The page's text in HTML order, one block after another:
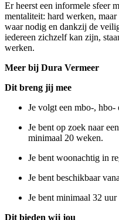
Er heerst een informele sfeer
mentaliteit: hard werken,
waar nodig en dankzij de
iedereen zichzelf kan zijn,
werken.
Meer bij Dura Vermeer
Dit breng jij mee
Je volgt een mbo-,
Je bent op zoek naar
minimaal 20 weken.
Je bent woonachtig in
Je bent beschikbaar
Je bent minimaal 32
Dit bieden wij jou